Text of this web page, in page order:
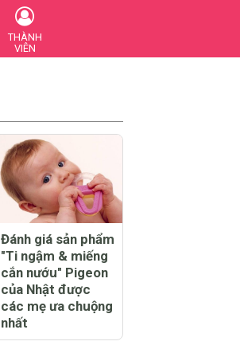
THÀNH
VIÊN
Đánh giá sản phẩm
"Ti ngậm & miếng
cắn nướu" Pigeon
của Nhật được
các mẹ ưa chuộng
nhất